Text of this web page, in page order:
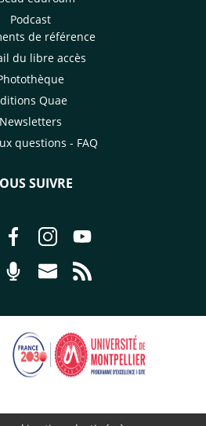
Podcast
de référence
du libre accès
Quae
Newsletters
questions - FAQ
SUIVRE
à la page Nous suivre sur
Aller à la page Nous suivre sur
Aller à la page Nous
Aller à la page
à la page Nous suivre sur
Aller à la page Nourrir le
Aller à la page Nous